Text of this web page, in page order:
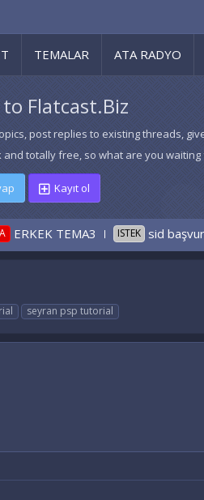
TEMALAR ATA RADYO
Flatcast.Biz
post replies to existing threads,
and totally free, so what are you waiting
Kayıt ol
ISTEK sid başvurusu
seyran psp tutorial